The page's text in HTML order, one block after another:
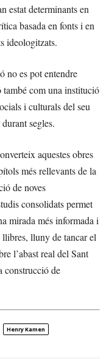
estat determinants en
basada en fonts i en
ideologitzats.
no es pot entendre
com una institució
i culturals del seu
segles.
aquestes obres
més rellevants de la
de noves
consolidats permet
mirada més informada i
lluny de tancar el
l’abast real del Sant
construcció de
Henry Kamen